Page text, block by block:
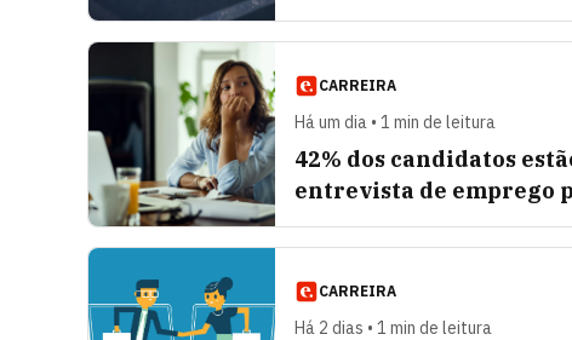
CARREIRA
Há um dia • 1 min de leitura
42% dos candidatos
entrevista de emprego
CARREIRA
Há 2 dias • 1 min de leitura